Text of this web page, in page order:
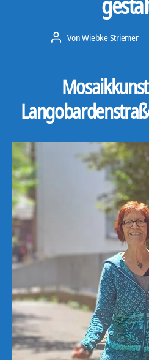
Beitragsautor
VonWiebke Striemer